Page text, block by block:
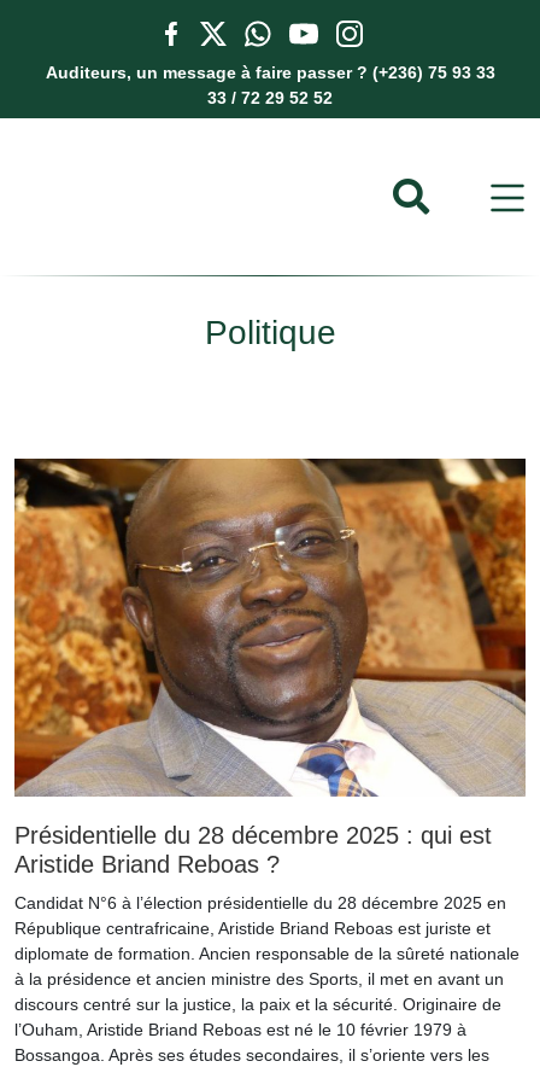
Auditeurs, un message à faire passer ? (+236) 75 93 33
33 / 72 29 52 52
Politique
Présidentielle du 28 décembre 2025 : qui est
Aristide Briand Reboas ?
Candidat N°6 à l’élection présidentielle du 28 décembre 2025 en
République centrafricaine, Aristide Briand Reboas est juriste et
diplomate de formation. Ancien responsable de la sûreté nationale
à la présidence et ancien ministre des Sports, il met en avant un
discours centré sur la justice, la paix et la sécurité. Originaire de
l’Ouham, Aristide Briand Reboas est né le 10 février 1979 à
Bossangoa. Après ses études secondaires, il s’oriente vers les